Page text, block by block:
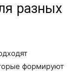
разных
формируют